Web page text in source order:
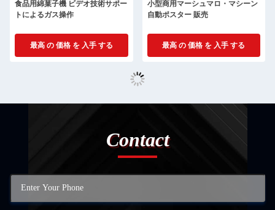
食品用綿菓子機 ビデオ技術サポー
トによるガス操作
最高 の 価格 を 入手 する
小型商用マーシュマロ・マシーン
自動ポスター 販売
最高 の 価格 を 入手 する
Contact